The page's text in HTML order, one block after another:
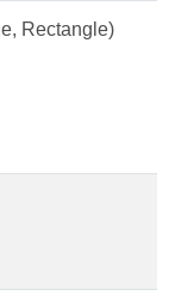
Rectangle)